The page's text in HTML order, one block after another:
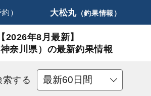
） 大松丸（釣果情報）
【2026年8月最新】
奈川県）の最新釣果情報
索する